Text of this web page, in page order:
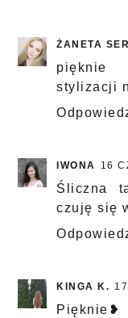
ŻANETA
pięknie
stylizacji
IWONA 16
Śliczna
czuję się
KINGA K.
Pięknie❥